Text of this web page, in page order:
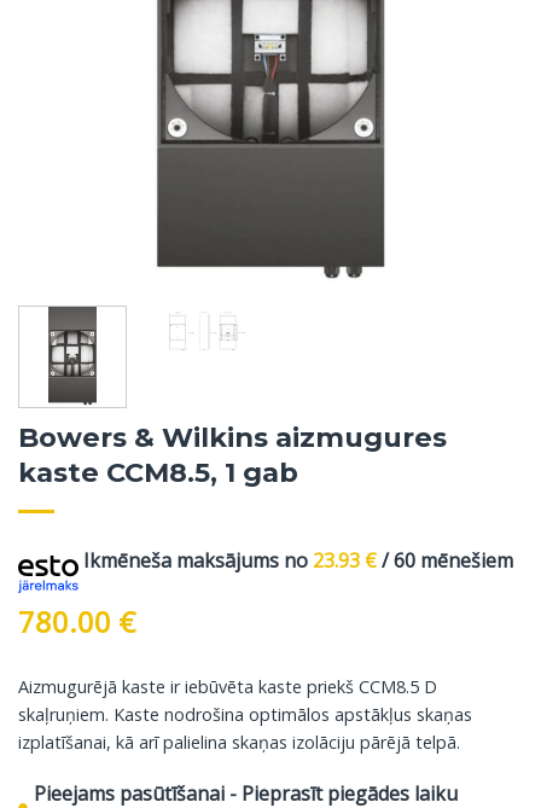
Bowers & Wilkins aizmugures
kaste CCM8.5, 1 gab
Ikmēneša maksājums no 23.93 €/ 60 mēnešiem
780.00 €
Aizmugurējā kaste ir iebūvēta kaste priekš CCM8.5 D
skaļruņiem. Kaste nodrošina optimālos apstākļus skaņas
izplatīšanai, kā arī palielina skaņas izolāciju pārējā telpā.
Pieejams pasūtīšanai - Pieprasīt piegādes laiku